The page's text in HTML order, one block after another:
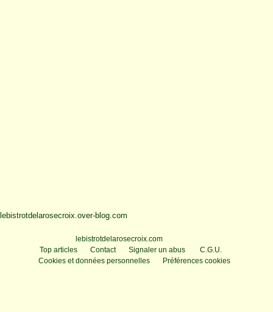
lebistrotdelarosecroix.over-blog.com
lebistrotdelarosecroix.com
Top articles
Contact Signaler un abus
C.G.U.
Cookies et données personnelles
Préférences cookies